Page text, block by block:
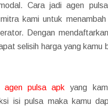
Cara jadi agen
kami untuk menambah
Dengan
selisih harga yang kamu
agen pulsa apk yang
isi pulsa maka kamu